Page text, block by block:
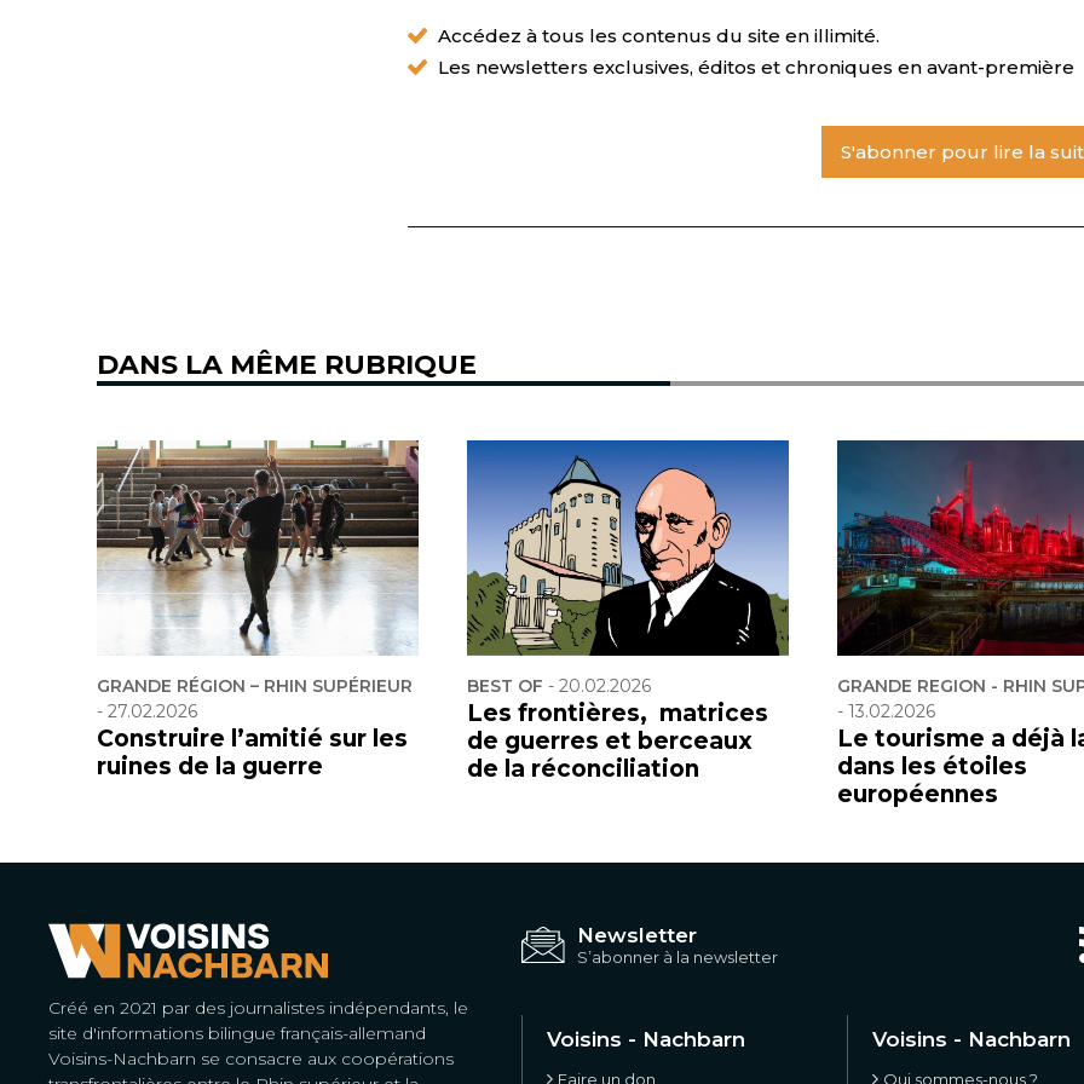
Accédez à tous les contenus du site en illimité.
Les newsletters exclusives, éditos et chroniques en avant-première
S'abonner pour lire la
DANS LA MÊME RUBRIQUE
GRANDE RÉGION – RHIN SUPÉRIEUR
- 27.02.2026
Construire l’amitié sur les
ruines de la guerre
BEST OF - 20.02.2026
Les frontières, matrices
de guerres et berceaux
de la réconciliation
GRANDE REGION - RHIN
- 13.02.2026
Le tourisme a déjà
dans les étoiles
européennes
Créé en 2021 par des journalistes indépendants, le
site d'informations bilingue français-allemand
Voisins-Nachbarn se consacre aux coopérations
Newsletter
S’abonner à la newsletter
Voisins - Nachbarn
Faire un don
Voisins - Nachbarn
Qui sommes-nous ?